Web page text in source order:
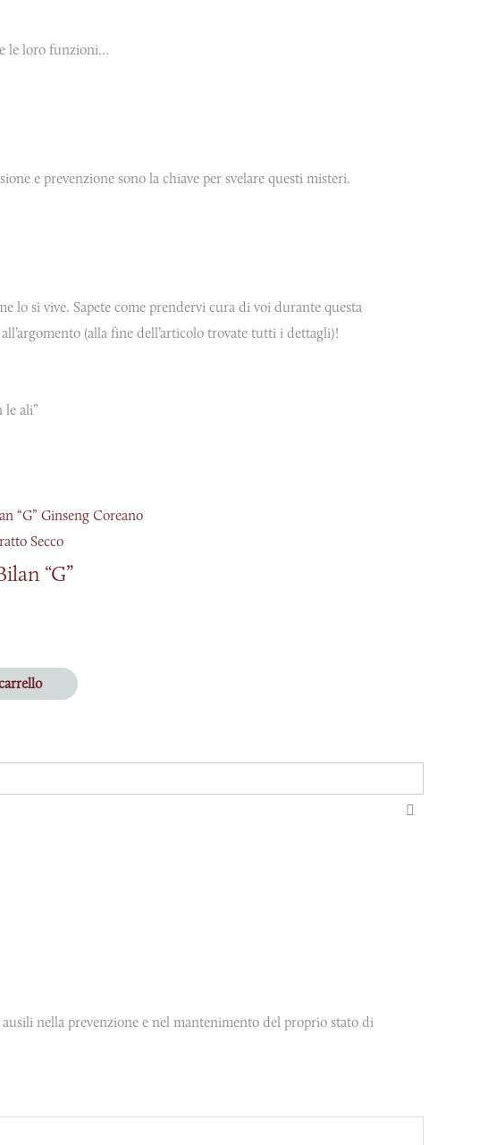
e le loro funzioni…
e prevenzione sono la chiave per svelare questi misteri.
lo si vive. Sapete come prendervi cura di voi durante questa
(alla fine dell’articolo trovate tutti i dettagli)!
le ali”
“G”
nella prevenzione e nel mantenimento del proprio stato di